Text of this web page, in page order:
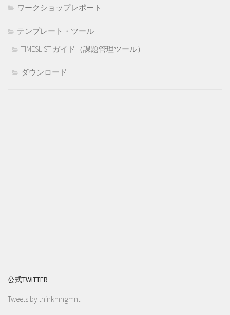
ワークショップレポート
テンプレート・ツール
TIMESLIST ガイド（課題管理ツール）
ダウンロード
公式TWITTER
Tweets by thinkmngmnt